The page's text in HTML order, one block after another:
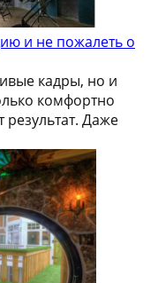
и не пожалеть о
кадры, но и
комфортно
результат. Даже